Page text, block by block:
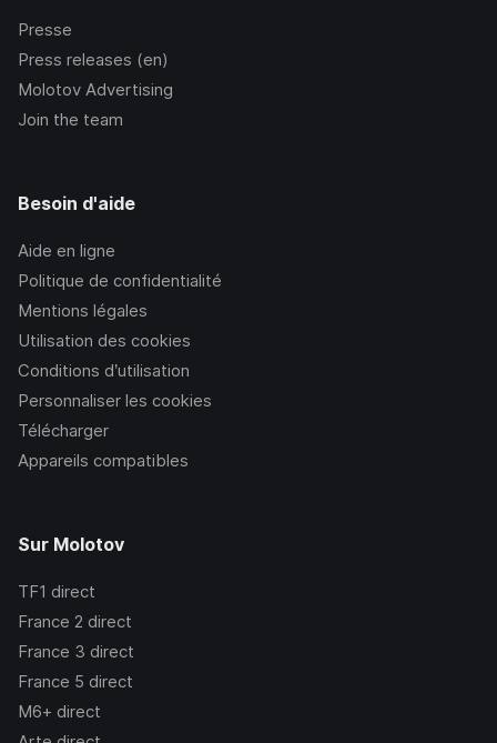
Presse
Press releases (en)
Molotov Advertising
Join the team
Besoin d'aide
Aide en ligne
Politique de confidentialité
Mentions légales
Utilisation des cookies
Conditions d’utilisation
Personnaliser les cookies
Télécharger
Appareils compatibles
Sur Molotov
TF1 direct
France 2 direct
France 3 direct
France 5 direct
M6+ direct